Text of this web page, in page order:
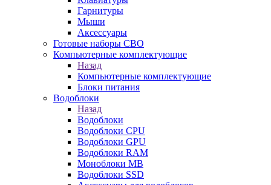
Гарнитуры
Мыши
Аксессуары
Готовые наборы СВО
Компьютерные комплектующие
Назад
Компьютерные комплектующие
Блоки питания
Водоблоки
Назад
Водоблоки
Водоблоки CPU
Водоблоки GPU
Водоблоки RAM
Моноблоки MB
Водоблоки SSD